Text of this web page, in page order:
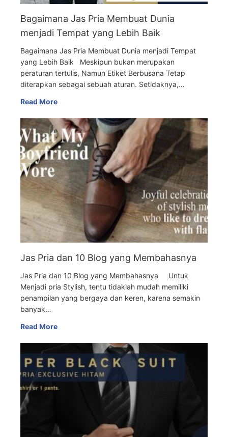
Bagaimana Jas Pria Membuat Dunia
menjadi Tempat yang Lebih Baik
Bagaimana Jas Pria Membuat Dunia menjadi Tempat
yang Lebih Baik Meskipun bukan merupakan
peraturan tertulis, Namun Etiket Berbusana Tetap
diterapkan sebagai sebuah aturan. Setidaknya,…
Read More
Jas Pria dan 10 Blog yang Membahasnya
Jas Pria dan 10 Blog yang Membahasnya Untuk
Menjadi pria Stylish, tentu tidaklah mudah memiliki
penampilan yang bergaya dan keren, karena semakin
banyak…
Read More